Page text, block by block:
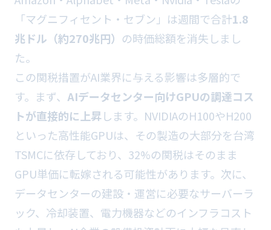
「マグニフィセント・セブン」は週間で合計1.8
兆ドル（約270兆円） の時価総額を消失しまし
た。
この関税措置がAI業界に与える影響は多層的で
す。まず、 AIデータセンター向けGPUの調達コス
トが直接的に上昇します。NVIDIAのH100やH200
といった高性能GPUは、その製造の大部分を台湾
TSMCに依存しており、32%の関税はそのまま
GPU単価に転嫁される可能性があります。次に、
データセンターの建設・運営に必要なサーバーラ
ック、冷却装置、電力機器などのインフラコスト